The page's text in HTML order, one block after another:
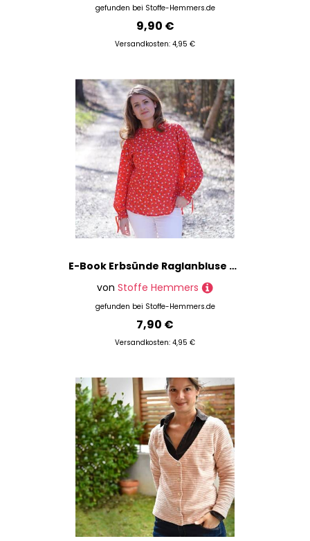
gefunden bei Stoffe-Hemmers.de
9,90 €
Versandkosten: 4,95 €
E-Book Erbsünde Raglanbluse Primavera
von Stoffe Hemmers
gefunden bei Stoffe-Hemmers.de
7,90 €
Versandkosten: 4,95 €